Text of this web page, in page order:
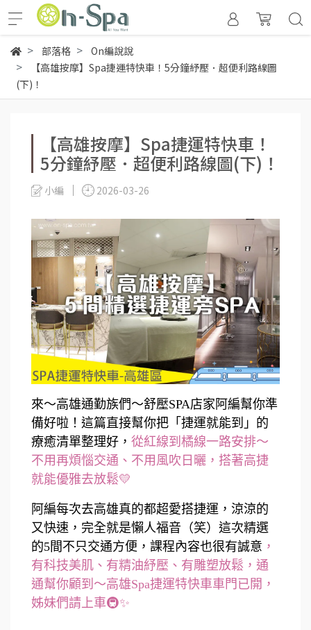
部落格
On編說說
【高雄按摩】Spa捷運特快車！5分鐘紓壓．超便利路線圖
(下)！
【高雄按摩】Spa捷運特快車！
5分鐘紓壓．超便利路線圖(下)！
小編 2026-03-26
來～高雄通勤族們～舒壓SPA店家阿編幫你準
備好啦！這篇直接幫你把「捷運就能到」的
療癒清單整理好， 從紅線到橘線一路安排～
不用再煩惱交通、不用風吹日曬，搭著高捷
就能優雅去放鬆💛
阿編每次去高雄真的都超愛搭捷運，涼涼的
又快速，完全就是懶人福音（笑）這次精選
的5間不只交通方便，課程內容也很有誠意 ，
有科技美肌、有精油紓壓、有雕塑放鬆，通
通幫你顧到～高雄Spa捷運特快車車門已開，
姊妹們請上車🚇✨